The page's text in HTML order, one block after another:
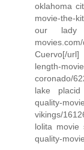
oklahoma
movie-the-
our lady
Cuervo[/
length-
coronado/
lake placid
quality-
vikings/
lolita movie
quality-